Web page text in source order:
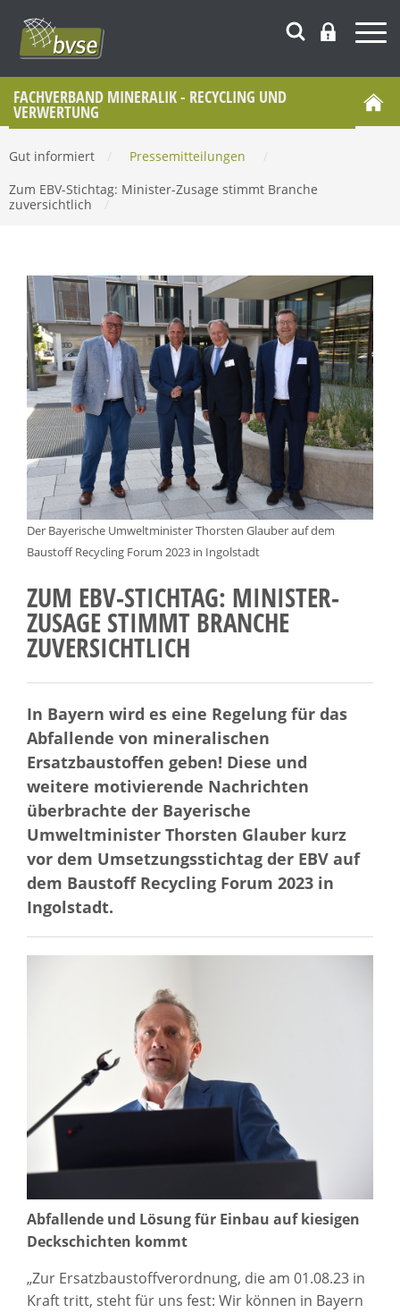
FACHVERBAND MINERALIK - RECYCLING UND
VERWERTUNG
Gut informiert Pressemitteilungen
Zum EBV-Stichtag: Minister-Zusage stimmt Branche
zuversichtlich
Der Bayerische Umweltminister Thorsten Glauber auf dem
Baustoff Recycling Forum 2023 in Ingolstadt
ZUM EBV-STICHTAG: MINISTER-
ZUSAGE STIMMT BRANCHE
ZUVERSICHTLICH
In Bayern wird es eine Regelung für das
Abfallende von mineralischen
Ersatzbaustoffen geben! Diese und
weitere motivierende Nachrichten
überbrachte der Bayerische
Umweltminister Thorsten Glauber kurz
vor dem Umsetzungsstichtag der EBV auf
dem Baustoff Recycling Forum 2023 in
Ingolstadt.
Abfallende und Lösung für Einbau auf kiesigen
Deckschichten kommt
„Zur Ersatzbaustoffverordnung, die am 01.08.23 in
Kraft tritt, steht für uns fest: Wir können in Bayern